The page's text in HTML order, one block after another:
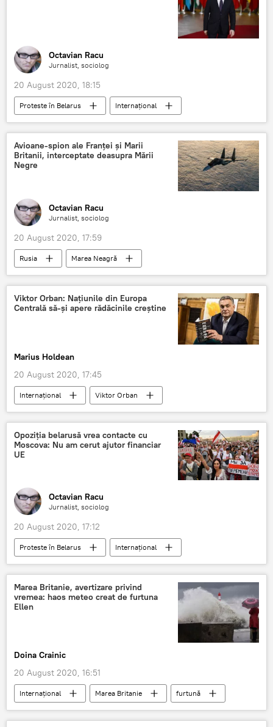
Octavian Racu
Jurnalist, sociolog
20 August 2020, 18:15
Proteste în Belarus
Internaţional
SUA
Belarus Minsk
Avioane-spion ale Franței și Marii
Britanii, interceptate deasupra Mării
Negre
Octavian Racu
Jurnalist, sociolog
20 August 2020, 17:59
Rusia Marea Neagră
Viktor Orban: Naţiunile din Europa
Centrală să-și apere rădăcinile creştine
Marius Holdean
20 August 2020, 17:45
Internaţional
Viktor Orban
Europa centrală
Opoziția belarusă vrea contacte cu
Moscova: Nu am cerut ajutor financiar
UE
Octavian Racu
Jurnalist, sociolog
20 August 2020, 17:12
Proteste în Belarus
Internaţional
Belarus
Minsk
Rusia
proteste
Marea Britanie, avertizare privind
vremea: haos meteo creat de furtuna
Ellen
Doina Crainic
20 August 2020, 16:51
Internaţional Marea Britanie
furtună
Prognoza meteo în România